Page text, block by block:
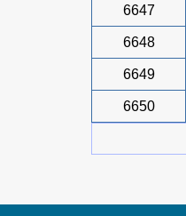
6647
6648
6649
6650